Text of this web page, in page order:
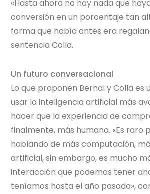
«Hasta ahora no hay nada que
conversión en un porcentaje tan
forma que había antes era
sentencia Colla.
Un futuro conversacional
Lo que proponen Bernal y Colla es
usar la inteligencia artificial más
hacer que la experiencia de
finalmente, más humana. «Es raro
hablando de más computación,
artificial, sin embargo, es mucho
interacción que podemos tener
teníamos hasta el año pasado»,